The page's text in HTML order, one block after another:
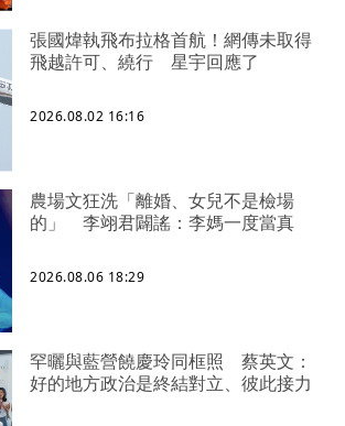
張國煒執飛布拉格首航！網傳未取得
飛越許可、繞行 星宇回應了
2026.08.02 16:16
農場文狂洗「離婚、女兒不是檢場
的」 李翊君闢謠：李媽一度當真
2026.08.06 18:29
罕曬與藍營饒慶玲同框照 蔡英文：
好的地方政治是終結對立、彼此接力